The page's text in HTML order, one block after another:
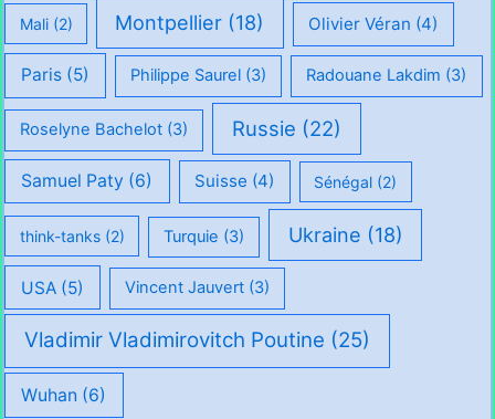
Mali(2) Montpellier (18) Olivier Véran (4)
Paris(5) Philippe Saurel (3) Radouane Lakdim (3)
Roselyne Bachelot (3) Russie (22)
Samuel Paty (6) Suisse (4) Sénégal (2)
think-tanks(2) Turquie (3) Ukraine (18)
USA(5) Vincent Jauvert (3)
Vladimir Vladimirovitch Poutine (25)
Wuhan (6)